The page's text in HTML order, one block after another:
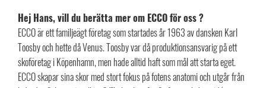
Hej Hans, vill du berätta mer om ECCO för oss ?
ECCO är ett familjeägt företag som startades år 1963 av dansken Karl
Toosby och hette då Venus. Toosby var då produktionsansvarig på ett
skoföretag i Köpenhamn, men hade alltid haft som mål att starta eget.
ECCO skapar sina skor med stort fokus på fotens anatomi och utgår från